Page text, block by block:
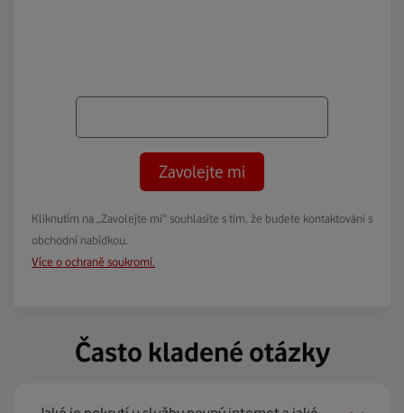
Zavolejte mi
Kliknutím na „Zavolejte mi“ souhlasíte s tím, že budete kontaktováni s
obchodní nabídkou.
Více o ochraně soukromí.
Často kladené otázky